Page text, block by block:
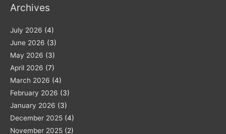
Archives
July 2026 (4)
June 2026 (3)
May 2026 (3)
April 2026 (7)
March 2026 (4)
February 2026 (3)
January 2026 (3)
December 2025 (4)
November 2025 (2)